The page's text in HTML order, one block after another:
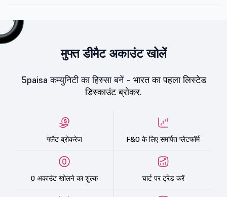
मुफ्त डीमैट अकाउंट खोलें
5paisa कम्युनिटी का हिस्सा बनें - भारत का पहला लिस्टेड
डिस्काउंट ब्रोकर.
फ्लैट ब्रोकरेज F&O के लिए समर्पित प्लेटफॉर्म
0 अकाउंट खोलने का शुल्क चार्ट पर ट्रेड करें